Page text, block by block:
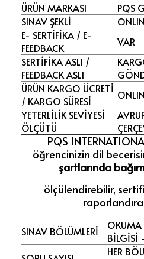
ÜRÜN MARKASI
PQS
SINAV ŞEKLİ
E- SERTİFİKA / E-
FEEDBACK
VAR
SERTİFİKA ASLI /
FEEDBACK ASLI
ÜRÜN KARGO ÜCRETİ
/ KARGO SÜRESİ
YETERLİLİK SEVİYESİ
ÖLÇÜTÜ
PQS
öğrencinizin dil
şartlarında
ölçülendirebilir,
SINAV BÖLÜMLERİ
OKUMA
BİLGİSİ
HER